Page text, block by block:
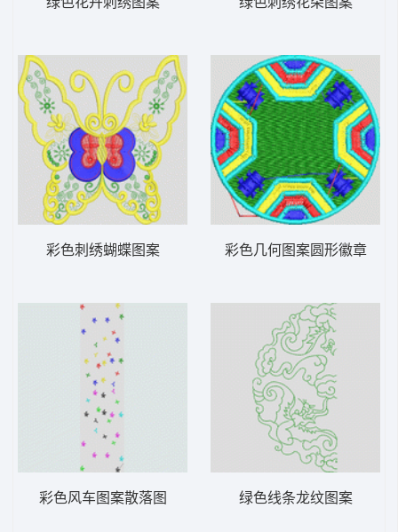
彩色刺绣蝴蝶图案
彩色风车图案散落图
彩色几何图案圆形徽章
绿色线条龙纹图案